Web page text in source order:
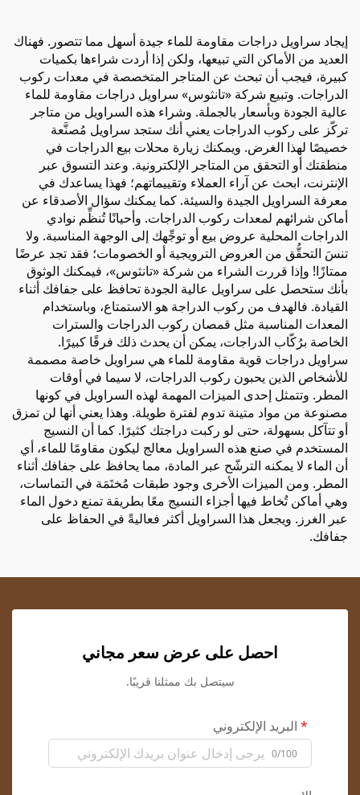
إيجاد سراويل دراجات مقاومة للماء جيدة أسهل مما تتصور. فهناك
العديد من الأماكن التي تبيعها، ولكن إذا أردت شراءها بكميات
كبيرة، فيجب أن تبحث عن المتاجر المتخصصة في معدات ركوب
الدراجات. وتبيع شركة «تانثوس» سراويل دراجات مقاومة للماء
عالية الجودة وبأسعار بالجملة. وشراء هذه السراويل من متاجر
تركّز على ركوب الدراجات يعني أنك ستجد سراويل مُصنَّعة
خصيصًا لهذا الغرض. ويمكنك زيارة محلات بيع الدراجات في
منطقتك أو التحقق من المتاجر الإلكترونية. وعند التسوق عبر
الإنترنت، ابحث عن آراء العملاء وتقييماتهم؛ فهذا يساعدك في
معرفة السراويل الجيدة والسيئة. كما يمكنك سؤال الأصدقاء عن
أماكن شرائهم لمعدات ركوب الدراجات. وأحيانًا تُنظِّم نوادي
الدراجات المحلية عروض بيع أو توجِّهك إلى الوجهة المناسبة. ولا
تنسَ التحقُّق من العروض الترويجية أو الخصومات؛ فقد تجد عرضًا
ممتازًا! وإذا قررت الشراء من شركة «تانثوس»، فيمكنك الوثوق
بأنك ستحصل على سراويل عالية الجودة تحافظ على جفافك أثناء
القيادة. فالهدف من ركوب الدراجة هو الاستمتاع، وباستخدام
المعدات المناسبة مثل قمصان ركوب الدراجات والسترات
الخاصة برُكّاب الدراجات، يمكن أن يحدث ذلك فرقًا كبيرًا.
سراويل دراجات قوية مقاومة للماء هي سراويل خاصة مصممة
للأشخاص الذين يحبون ركوب الدراجات، لا سيما في أوقات
المطر. وتتمثل إحدى الميزات المهمة لهذه السراويل في كونها
مصنوعة من مواد متينة تدوم لفترة طويلة. وهذا يعني أنها لن تمزق
أو تتآكل بسهولة، حتى لو ركبت دراجتك كثيرًا. كما أن النسيج
المستخدم في صنع هذه السراويل معالج ليكون مقاومًا للماء، أي
أن الماء لا يمكنه الترشّح عبر المادة، مما يحافظ على جفافك أثناء
المطر. ومن الميزات الأخرى وجود طبقات مُختَمَة في التماسات،
وهي أماكن تُخاط فيها أجزاء النسيج معًا بطريقة تمنع دخول الماء
عبر الغرز. ويجعل هذا السراويل أكثر فعاليةً في الحفاظ على
جفافك.
احصل على عرض سعر مجاني
سيتصل بك ممثلنا قريبًا.
البريد الإلكتروني
0/100